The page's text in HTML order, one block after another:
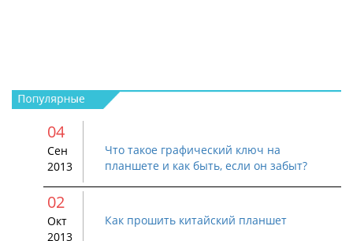
04
Сен
2013
Что такое графический ключ на
планшете и как быть, если он забыт?
02
Окт
2013
Как прошить китайский планшет